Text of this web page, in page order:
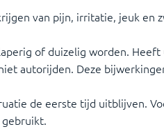
van pijn, irritatie, jeuk en
of duizelig worden. Heeft
autorijden. Deze
de eerste tijd uitblijven.